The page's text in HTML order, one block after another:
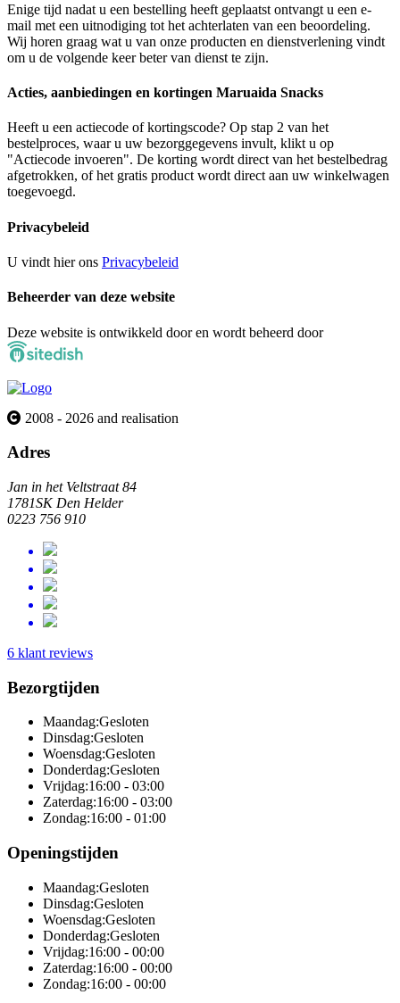
Enige tijd nadat u een bestelling heeft geplaatst ontvangt u een e-
mail met een uitnodiging tot het achterlaten van een beoordeling.
Wij horen graag wat u van onze producten en dienstverlening vindt
om u de volgende keer beter van dienst te zijn.
Acties, aanbiedingen en kortingen Maruaida Snacks
Heeft u een actiecode of kortingscode? Op stap 2 van het
bestelproces, waar u uw bezorggegevens invult, klikt u op
"Actiecode invoeren". De korting wordt direct van het bestelbedrag
afgetrokken, of het gratis product wordt direct aan uw winkelwagen
toegevoegd.
Privacybeleid
U vindt hier ons Privacybeleid
Beheerder van deze website
Deze website is ontwikkeld door en wordt beheerd door
2008 - 2026 and realisation
Adres
Jan in het Veltstraat 84
1781SK Den Helder
0223 756 910
6 klant reviews
Bezorgtijden
Maandag:Gesloten
Dinsdag:Gesloten
Woensdag:Gesloten
Donderdag:Gesloten
Vrijdag:16:00 - 03:00
Zaterdag:16:00 - 03:00
Zondag:16:00 - 01:00
Openingstijden
Maandag:Gesloten
Dinsdag:Gesloten
Woensdag:Gesloten
Donderdag:Gesloten
Vrijdag:16:00 - 00:00
Zaterdag:16:00 - 00:00
Zondag:16:00 - 00:00